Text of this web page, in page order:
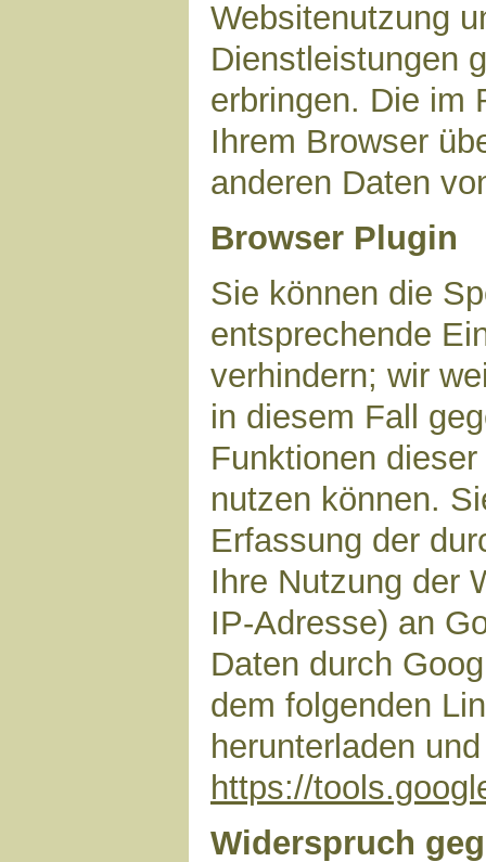
Websitenutzung
Dienstleistungen
erbringen. Die im
Ihrem Browser
anderen Daten
Browser Plugin
Sie können die
entsprechende
verhindern; wir
in diesem Fall
Funktionen
nutzen können.
Erfassung der
Ihre Nutzung der
IP-Adresse) an
Daten durch
dem folgenden
herunterladen
https://
Widerspruch